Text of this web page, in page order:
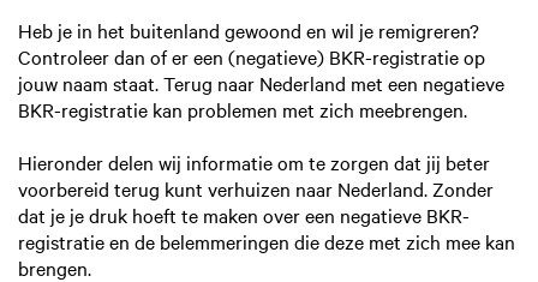
Heb je in het buitenland gewoond en wil je remigreren?
Controleer dan of er een (negatieve) BKR-registratie op
jouw naam staat. Terug naar Nederland met een negatieve
BKR-registratie kan problemen met zich meebrengen.
Hieronder delen wij informatie om te zorgen dat jij beter
voorbereid terug kunt verhuizen naar Nederland. Zonder
dat je je druk hoeft te maken over een negatieve BKR-
registratie en de belemmeringen die deze met zich mee kan
brengen.